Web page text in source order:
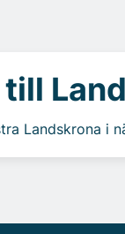
Landskrona i